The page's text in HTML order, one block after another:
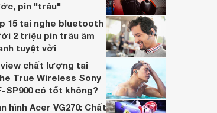
Tai nghe Remax RM 580
Giá từ 297.000 đ
pin "trâu"
15 tai nghe bluetooth
2 triệu pin trâu âm
tuyệt vời
chất lượng tai
True Wireless Sony
SP900 có tốt không?
hình Acer VG270: Chất